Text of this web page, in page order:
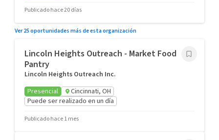
Publicado hace 20 días
Ver 25 oportunidades más de esta organización
Lincoln Heights Outreach - Market Food
Pantry
Lincoln Heights Outreach Inc.
Presencial
Cincinnati, OH
Puede ser realizado en un día
Publicado hace 1 mes